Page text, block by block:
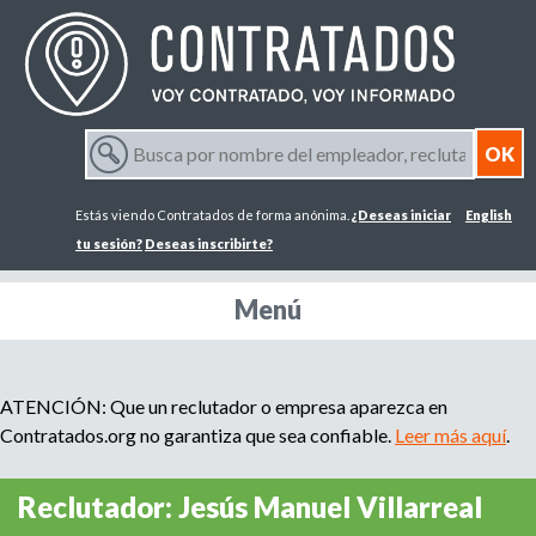
u
l
B
u
c
a
p
m
b
e
d
English
Estás viendo Contratados de forma anónima. ¿Deseas iniciar
tu sesión? Deseas inscribirte?
Menú
ATENCIÓN: Que un reclutador o empresa aparezca en
Contratados.org no garantiza que sea confiable. Leer más aquí.
Reclutador: Jesús Manuel Villarreal